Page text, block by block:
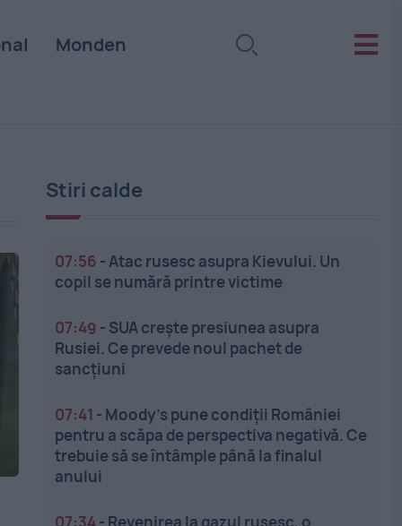
Monden
Stiri calde
07:56 -Atac rusesc asupra Kievului. Un
copil se numără printre victime
07:49 - SUA crește presiunea asupra
Rusiei. Ce prevede noul pachet de
sancțiuni
07:41 - Moody’s pune condiții României
pentru a scăpa de perspectiva negativă. Ce
trebuie să se întâmple până la finalul
anului